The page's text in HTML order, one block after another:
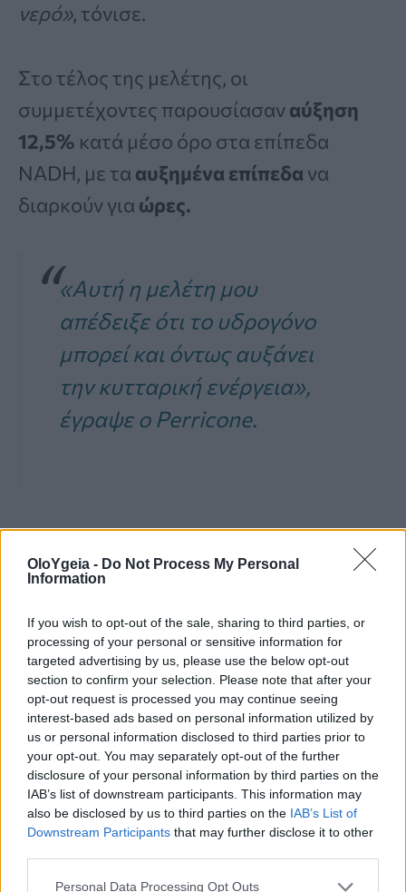
OloYgeia - Do Not Process My Personal
Information
If you wish to opt-out of the sale, sharing to third parties, or
processing of your personal or sensitive information for
targeted advertising by us, please use the below opt-out
section to confirm your selection. Please note that after your
opt-out request is processed you may continue seeing
interest-based ads based on personal information utilized by
us or personal information disclosed to third parties prior to
your opt-out. You may separately opt-out of the further
disclosure of your personal information by third parties on the
IAB’s list of downstream participants. This information may
also be disclosed by us to third parties on the IAB’s List of
Downstream Participants that may further disclose it to other
Personal Data Processing Opt Outs
νερό», τόνισε.
Στο τέλος της μελέτης, οι
συμμετέχοντες παρουσίασαν αύξηση
12,5% κατά μέσο όρο στα επίπεδα
NADH, με τα αυξημένα επίπεδα να
διαρκούν για ώρες.
«Αυτή η μελέτη μου
απέδειξε ότι το υδρογόνο
μπορεί και όντως αυξάνει
την κυτταρική ενέργεια»,
έγραψε ο Perricone.
«Αν μπορούσαμε να κάνουμε αυτή τη
χώρα να πίνει νερό με υδρογόνο σε
μειώσουμε τα έξοδα υγειονομικής
περίθαλψης κατά το ένα τρίτο».
Πατέρας τριών παιδιών πέθανε από
«υπερβολική κατανάλωση νερού»:
Πόσο μπορούμε να πίνουμε;
Ένα στοίχημα εκατομμυρίων